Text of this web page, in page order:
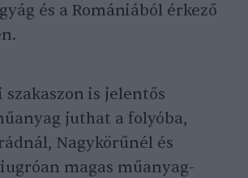
és a Romániából érkező
szakaszon is jelentős
juthat a folyóba,
Nagykörűnél és
magas műanyag-